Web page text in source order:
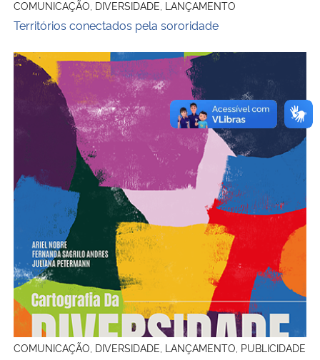
COMUNICAÇÃO, DIVERSIDADE, LANÇAMENTO
Territórios conectados pela sororidade
Cartografia da diversidade
COMUNICAÇÃO, DIVERSIDADE, LANÇAMENTO, PUBLICIDADE